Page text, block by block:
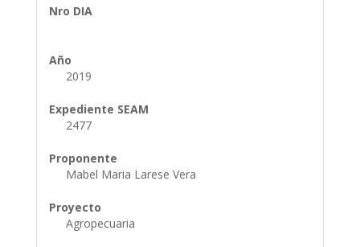
Nro DIA
Año
2019
Expediente SEAM
2477
Proponente
Mabel Maria Larese Vera
Proyecto
Agropecuaria